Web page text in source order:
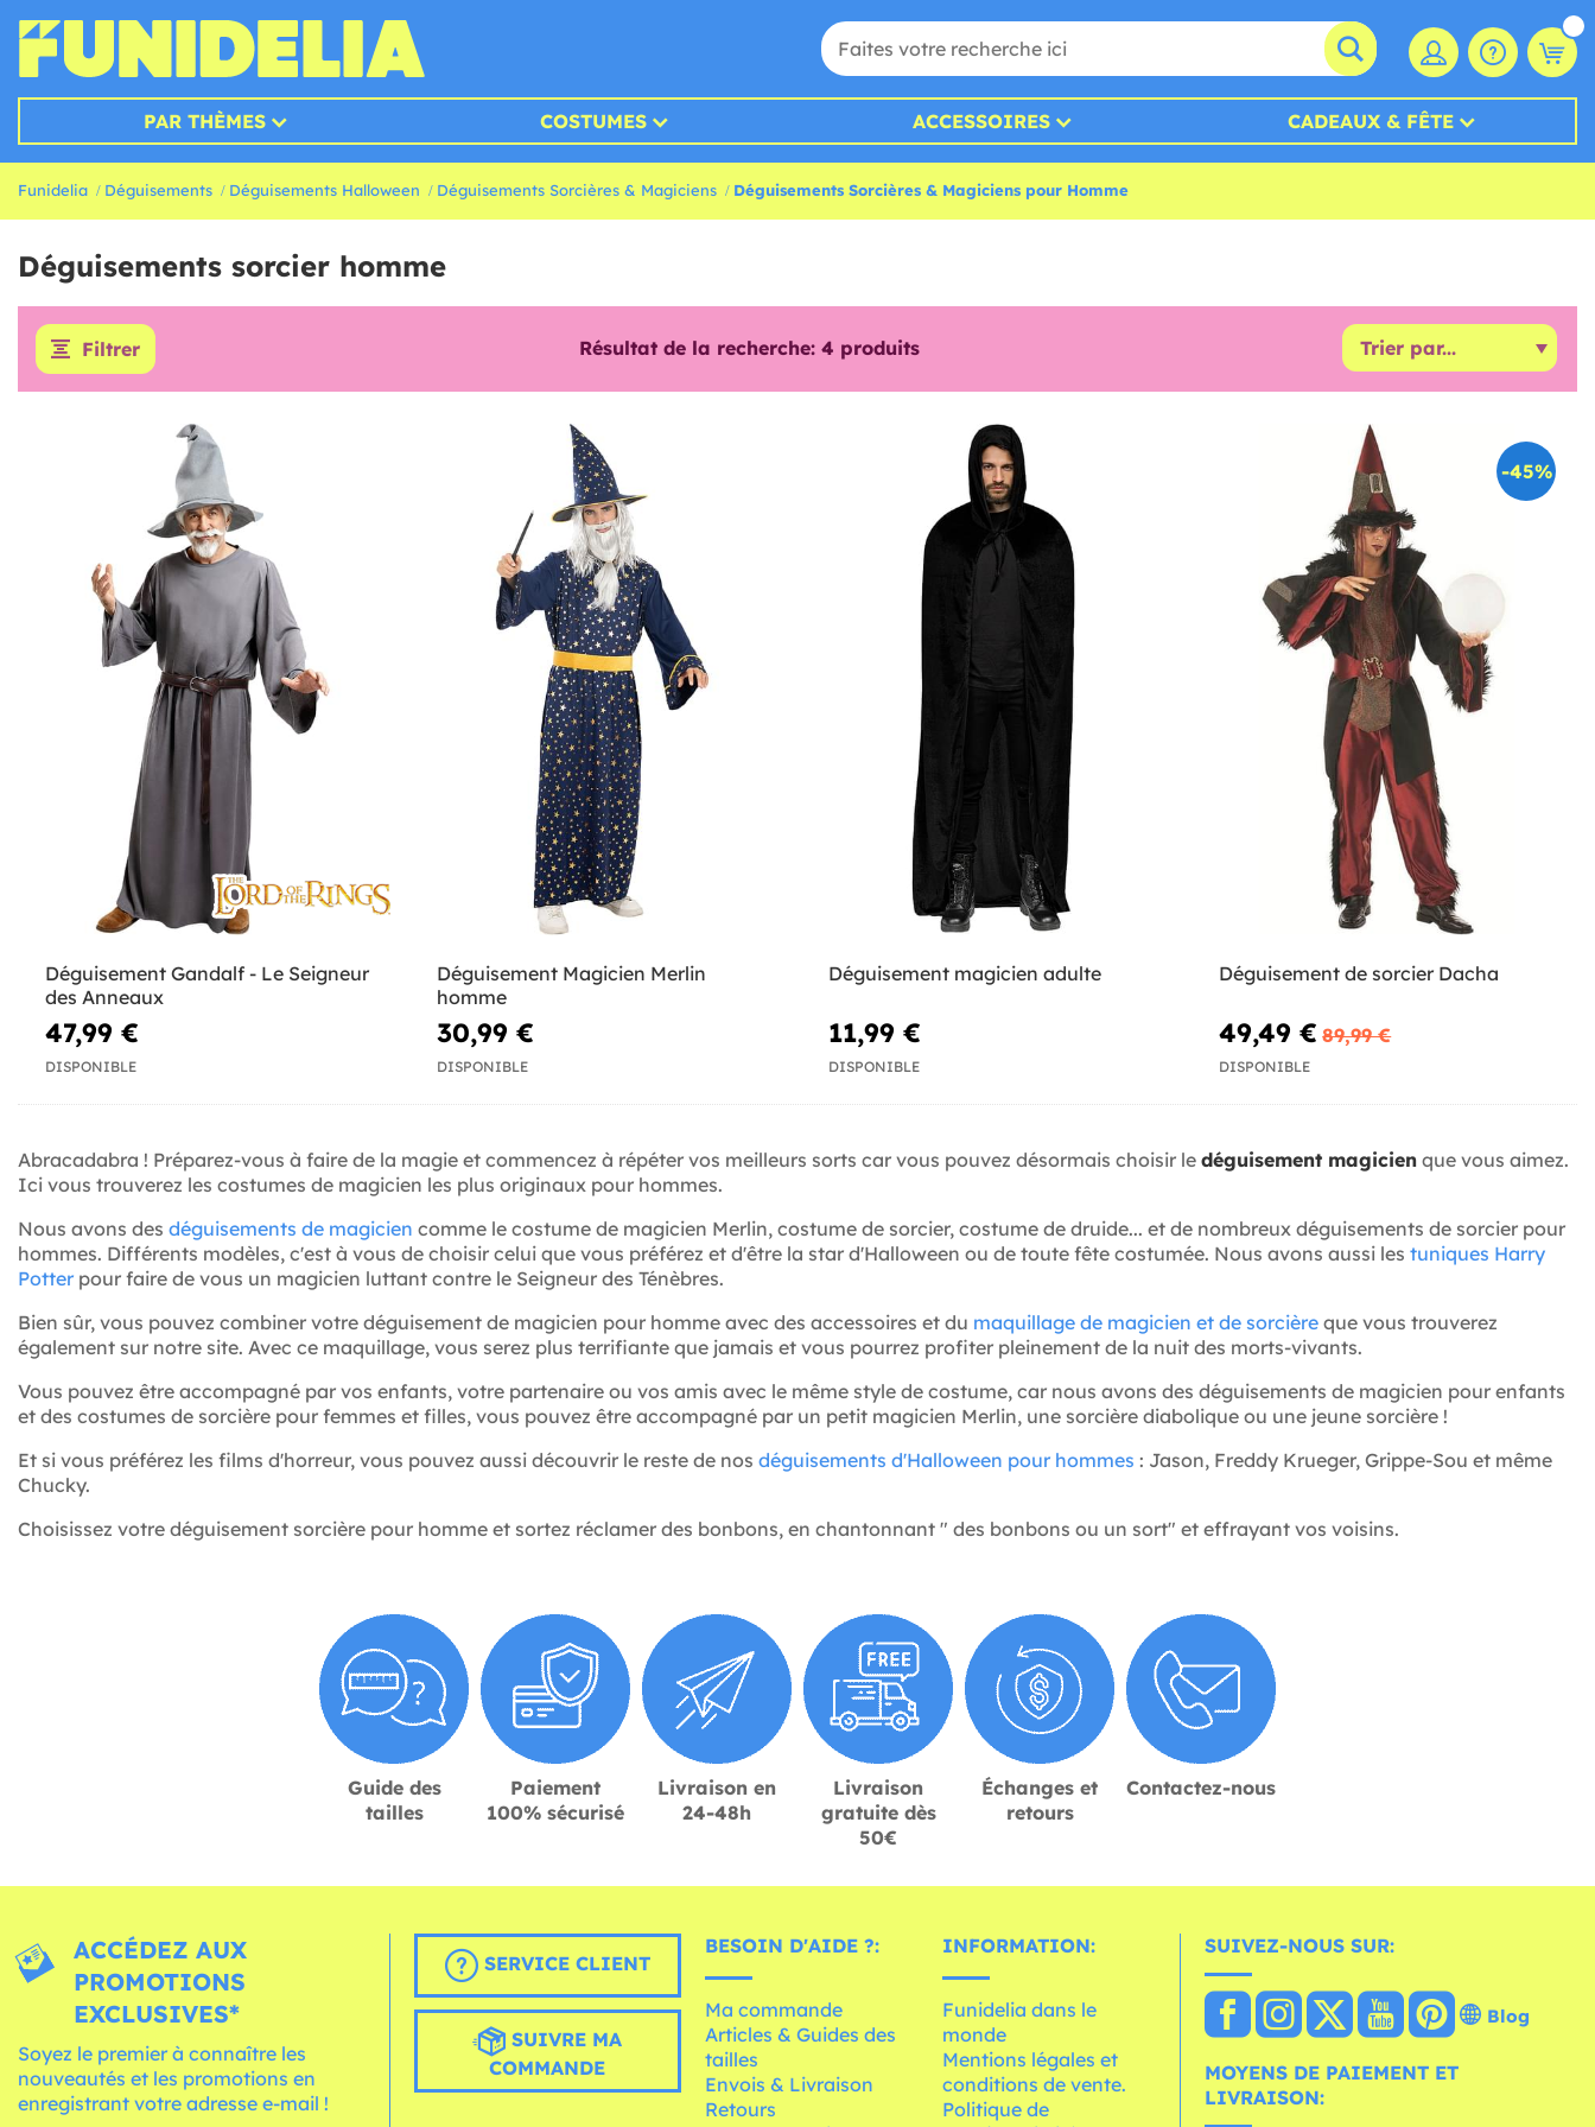
PAR THÈMES COSTUMES ACCESSOIRES CADEAUX & FÊTE
Funidelia Déguisements Déguisements Halloween Déguisements Sorcières & Magiciens Déguisements Sorcières & Magiciens pour Homme
Déguisements sorcier homme
Filtrer Résultat de la recherche: 4 produits
Déguisement Gandalf - Le Seigneur
des Anneaux
47,99 €
DISPONIBLE
Déguisement Magicien Merlin
homme
30,99 €
DISPONIBLE
Déguisement magicien adulte
11,99 €
DISPONIBLE
-45%
Déguisement de sorcier Dacha
49,49 € 89,99 €
DISPONIBLE
Abracadabra ! Préparez-vous à faire de la magie et commencez à répéter vos meilleurs sorts car vous pouvez désormais choisir le déguisement magicien que vous aimez.
Ici vous trouverez les costumes de magicien les plus originaux pour hommes.
Nous avons des déguisements de magicien comme le costume de magicien Merlin, costume de sorcier, costume de druide... et de nombreux déguisements de sorcier pour
hommes. Différents modèles, c'est à vous de choisir celui que vous préférez et d'être la star d'Halloween ou de toute fête costumée. Nous avons aussi les tuniques Harry
Potter pour faire de vous un magicien luttant contre le Seigneur des Ténèbres.
Bien sûr, vous pouvez combiner votre déguisement de magicien pour homme avec des accessoires et du maquillage de magicien et de sorcière que vous trouverez
également sur notre site. Avec ce maquillage, vous serez plus terrifiante que jamais et vous pourrez profiter pleinement de la nuit des morts-vivants.
Vous pouvez être accompagné par vos enfants, votre partenaire ou vos amis avec le même style de costume, car nous avons des déguisements de magicien pour enfants
et des costumes de sorcière pour femmes et filles, vous pouvez être accompagné par un petit magicien Merlin, une sorcière diabolique ou une jeune sorcière !
Et si vous préférez les films d'horreur, vous pouvez aussi découvrir le reste de nos déguisements d'Halloween pour hommes : Jason, Freddy Krueger, Grippe-Sou et même
Chucky.
Choisissez votre déguisement sorcière pour homme et sortez réclamer des bonbons, en chantonnant " des bonbons ou un sort" et effrayant vos voisins.
Guide des
tailles
Paiement
100% sécurisé
Livraison en
24-48h
Livraison
gratuite dès
50€
Échanges et
retours
Contactez-nous
ACCÉDEZ AUX
PROMOTIONS
EXCLUSIVES*
Soyez le premier à connaître les
nouveautés et les promotions en
enregistrant votre adresse e-mail !
SERVICE CLIENT
SUIVRE MA
COMMANDE
BESOIN D'AIDE ?:
Ma commande
Articles & Guides des
tailles
Envois & Livraison
Retours
INFORMATION:
Funidelia dans le
monde
Mentions légales et
conditions de vente.
Politique de
SUIVEZ-NOUS SUR:
Blog
MOYENS DE PAIEMENT ET
LIVRAISON: